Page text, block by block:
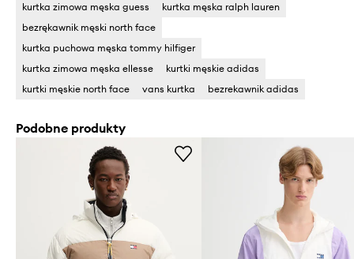
kurtka zimowa męska guess
kurtka męska ralph lauren
bezrękawnik męski north face
kurtka puchowa męska tommy hilfiger
kurtka zimowa męska ellesse
kurtki męskie adidas
kurtki męskie north face
vans kurtka bezrekawnik adidas
Podobne produkty